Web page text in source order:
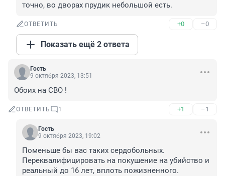
точно, во дворах прудик небольшой есть.
ОТВЕТИТЬ +0 –0
Показать ещё 2 ответа
Гость
9 октября 2023, 13:51
Обоих на СВО !
ОТВЕТИТЬ 1 +1 –1
Гость
9 октября 2023, 19:02
Поменьше бы вас таких сердобольных.
Переквалифицировать на покушение на убийство и
реальный до 16 лет, вплоть пожизненного.